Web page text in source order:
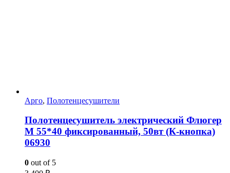
Арго, Полотенцесушители
Полотенцесушитель электрический Флюгер
М 55*40 фиксированный, 50вт (К-кнопка)
06930
0 out of 5